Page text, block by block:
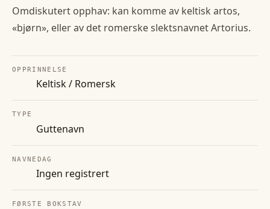
Omdiskutert opphav: kan komme av keltisk artos,
«bjørn», eller av det romerske slektsnavnet Artorius.
OPPRINNELSE
Keltisk / Romersk
TYPE
Guttenavn
NAVNEDAG
Ingen registrert
FØRSTE BOKSTAV